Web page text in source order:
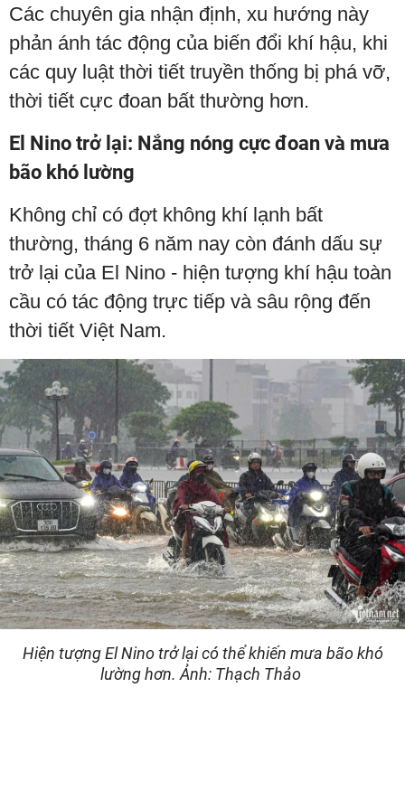
Các chuyên gia nhận định, xu hướng này
phản ánh tác động của biến đổi khí hậu, khi
các quy luật thời tiết truyền thống bị phá vỡ,
thời tiết cực đoan bất thường hơn.
El Nino trở lại: Nắng nóng cực đoan và mưa
bão khó lường
Không chỉ có đợt không khí lạnh bất
thường, tháng 6 năm nay còn đánh dấu sự
trở lại của El Nino - hiện tượng khí hậu toàn
cầu có tác động trực tiếp và sâu rộng đến
thời tiết Việt Nam.
Hiện tượng El Nino trở lại có thể khiến mưa bão khó
lường hơn. Ảnh: Thạch Thảo